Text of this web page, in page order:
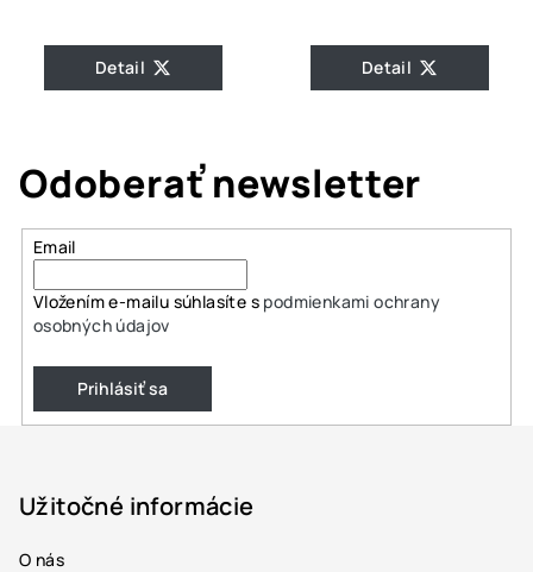
Detail Detail
Odoberať newsletter
Email
Vložením e-mailu súhlasíte s podmienkami ochrany
osobných údajov
Prihlásiť sa
Užitočné informácie
O nás